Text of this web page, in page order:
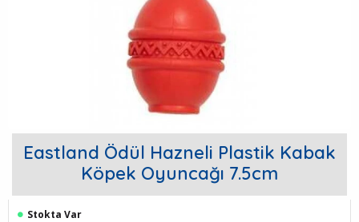
Eastland Ödül Hazneli Plastik Kabak
Köpek Oyuncağı 7.5cm
Stokta Var